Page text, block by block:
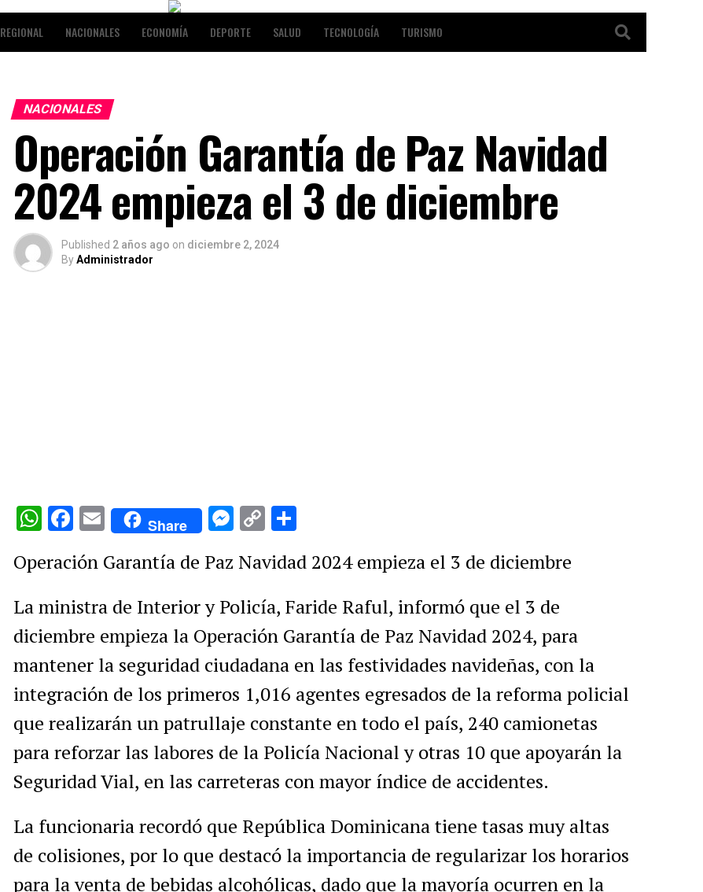
REGIONAL NACIONALES ECONOMÍA DEPORTE SALUD TECNOLOGÍA TURISMO
NACIONALES
Operación Garantía de Paz Navidad
2024 empieza el 3 de diciembre
Published 2 años ago on diciembre 2, 2024
ByAdministrador
WhatsApp
Facebook
EmailShare Messenger
Copy
Operación Garantía de Paz Navidad 2024 empieza el 3 de diciembre
La ministra de Interior y Policía, Faride Raful, informó que el 3 de
diciembre empieza la Operación Garantía de Paz Navidad 2024, para
mantener la seguridad ciudadana en las festividades navideñas, con la
integración de los primeros 1,016 agentes egresados de la reforma policial
que realizarán un patrullaje constante en todo el país, 240 camionetas
para reforzar las labores de la Policía Nacional y otras 10 que apoyarán la
Seguridad Vial, en las carreteras con mayor índice de accidentes.
La funcionaria recordó que República Dominicana tiene tasas muy altas
de colisiones, por lo que destacó la importancia de regularizar los horarios
para la venta de bebidas alcohólicas, dado que la mayoría ocurren en la